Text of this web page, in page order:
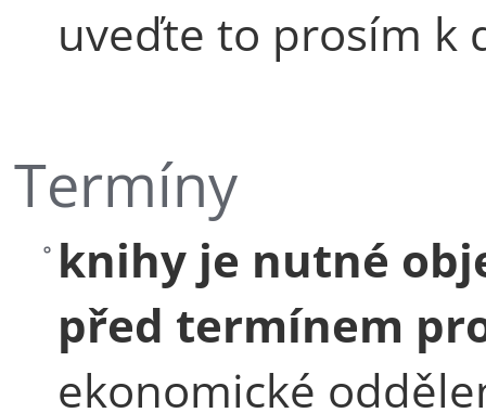
uveďte to prosím k
Termíny
knihy je nutné
před termínem
ekonomické